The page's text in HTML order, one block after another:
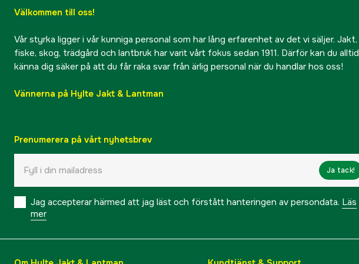
Välkommen till oss!
Vår styrka ligger i vår kunniga personal som har lång erfarenhet av det vi säljer. Jakt,
fiske, skog, trädgård och lantbruk har varit vårt fokus sedan 1911. Därför kan du alltid
känna dig säker på att du får raka svar från ärlig personal när du handlar hos oss!
Vännerna på Hylte Jakt & Lantman
Prenumerera på vårt nyhetsbrev
Ja tack!
Jag accepterar härmed att jag läst och förstått hanteringen av persondata. Läs
mer